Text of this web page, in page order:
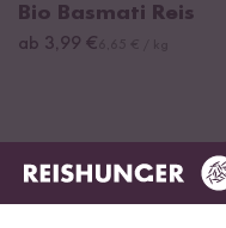
Bio Basmati Reis
ab 3,99 €